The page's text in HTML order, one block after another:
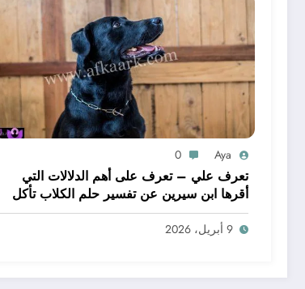
Aya
0
تعرف علي – تعرف على أهم الدلالات التي
أقرها ابن سيرين عن تفسير حلم الكلاب تأكل
لحم – بالتفصيل
9 أبريل، 2026